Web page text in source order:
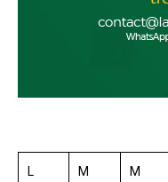
L M M